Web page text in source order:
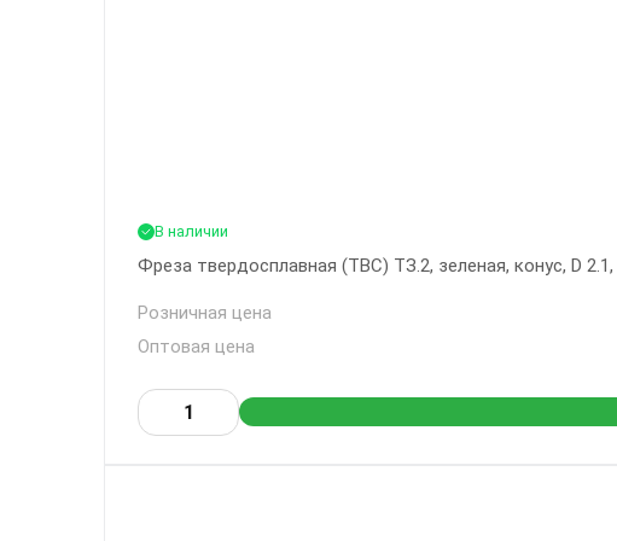
В наличии
Фреза твердосплавная (ТВС) ТЗ.2, зеленая, конус, D
Розничная цена
Оптовая цена